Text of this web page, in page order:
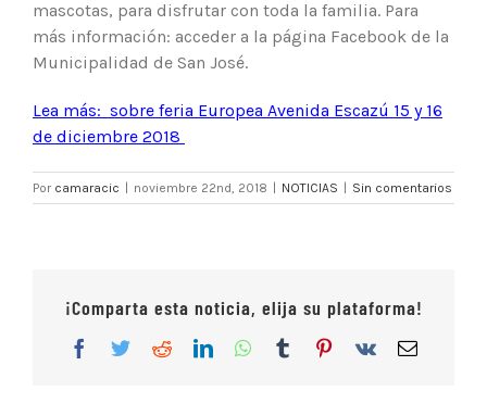
mascotas, para disfrutar con toda la familia. Para
más información: acceder a la página Facebook de la
Municipalidad de San José.
Lea más: sobre feria Europea Avenida Escazú 15 y 16
de diciembre 2018
Por camaracic noviembre 22nd, 2018 NOTICIAS Sin comentarios
¡Comparta esta noticia, elija su plataforma!
Facebook
TwitterRedditLinkedInWhatsApp
TumblrPinterest
Vk
Correo